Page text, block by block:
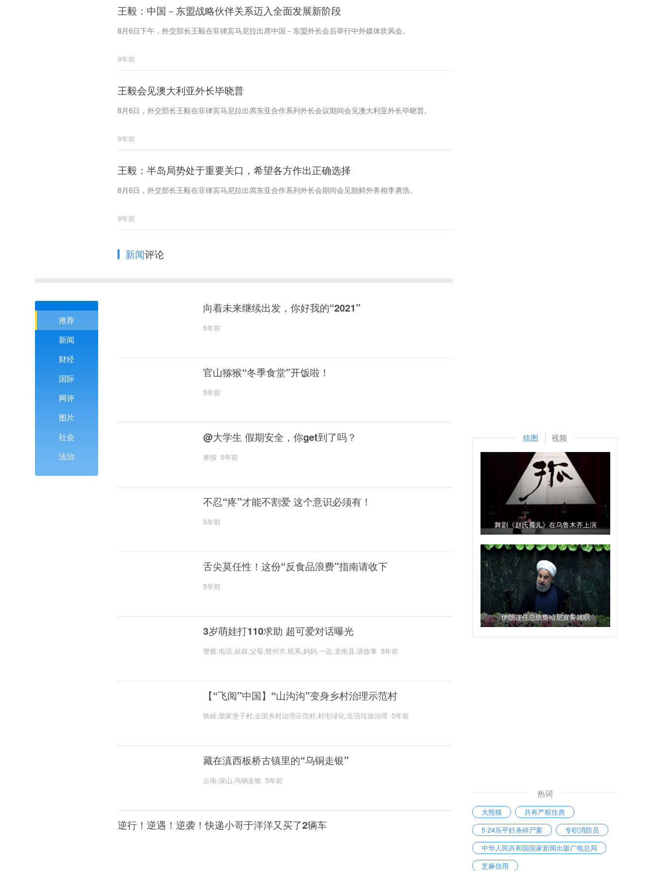
王毅：中国－东盟战略伙伴关系迈入全面发展新阶段
8月6日下午，外交部长王毅在菲律宾马尼拉出席中国－东盟外长会后举行中外媒体吹风会。
9年前
王毅会见澳大利亚外长毕晓普
8月6日，外交部长王毅在菲律宾马尼拉出席东亚合作系列外长会议期间会见澳大利亚外长毕晓普。
9年前
王毅：半岛局势处于重要关口，希望各方作出正确选择
8月6日，外交部长王毅在菲律宾马尼拉出席东亚合作系列外长会期间会见朝鲜外务相李勇浩。
9年前
新闻评论
推荐
新闻
财经
国际
网评
图片
社会
法治
向着未来继续出发，你好我的“2021”
5年前
官山猕猴“冬季食堂”开饭啦！
5年前
@大学生 假期安全，你get到了吗？
寒假 5年前
不忍“疼”才能不割爱 这个意识必须有！
5年前
舌尖莫任性！这份“反食品浪费”指南请收下
5年前
3岁萌娃打110求助 超可爱对话曝光
警察,电话,叔叔,父母,赣州市,联系,妈妈,一边,龙南县,讲故事 5年前
【“飞阅”中国】“山沟沟”变身乡村治理示范村
铁岭,柴家堡子村,全国乡村治理示范村,村屯绿化,生活垃圾治理 5年前
藏在滇西板桥古镇里的“乌铜走银”
云南,保山,乌铜走银 5年前
逆行！逆遇！逆袭！快递小哥于洋洋又买了2辆车
炫图 视频
舞剧《赵氏孤儿》在乌鲁木齐上演
伊朗连任总统鲁哈尼宣誓就职
热词
大熊猫
共有产权住房
5·24乐平奸杀碎尸案
专职消防员
中华人民共和国国家新闻出版广电总局
芝麻信用